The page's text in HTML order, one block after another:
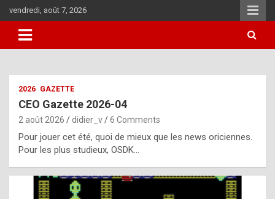
to
content
vendredi, août 7, 2026
i
u
l
2026 GAZETTE
CEO Gazette 2026-04
2 août 2026 didier_v 6 Comments
Pour jouer cet été, quoi de mieux que les news oriciennes.
Pour les plus studieux, OSDK…